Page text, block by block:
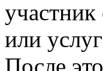
участник
или